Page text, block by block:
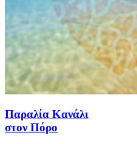
Παραλία Κανάλι
στον Πόρο